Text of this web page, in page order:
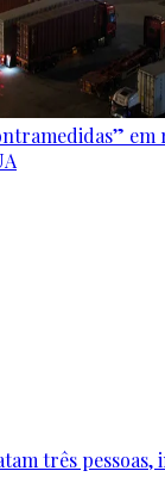
em
três